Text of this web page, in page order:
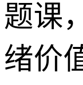
题课
绪价